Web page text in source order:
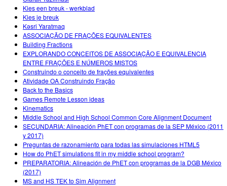
Kies een breuk - werkblad
Kies je breuk
Kəsri Yaratmaq
ASSOCIAÇÃO DE FRAÇÕES EQUIVALENTES
Building Fractions
EXPLORANDO CONCEITOS DE ASSOCIAÇÃO E EQUIVALENCIA
ENTRE FRAÇÕES E NÚMEROS MISTOS
Construindo o conceito de frações equivalentes
Atividade OA Construindo Fração
Back to the Basics
Games Remote Lesson ideas
Kinematics
Middle School and High School Common Core Alignment Document
SECUNDARIA: Alineación PhET con programas de la SEP México (2011
y 2017)
Preguntas de razonamiento para todas las simulaciones HTML5
How do PhET simulations fit in my middle school program?
PREPARATORIA: Alineación de PhET con programas de la DGB México
(2017)
MS and HS TEK to Sim Alignment